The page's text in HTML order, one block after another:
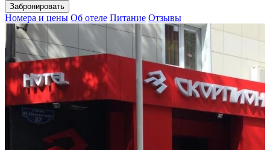
Забронировать
Номера и цены Об отеле Питание Отзывы